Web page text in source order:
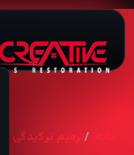
ترمیم ترکیدگی لوله